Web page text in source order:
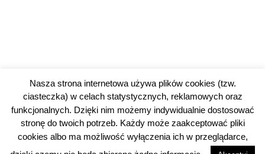
© 2026 piotrkowski24.pl | Polityka prywatności
Nasza strona internetowa używa plików cookies (tzw.
ciasteczka) w celach statystycznych, reklamowych oraz
funkcjonalnych. Dzięki nim możemy indywidualnie dostosować
stronę do twoich potrzeb. Każdy może zaakceptować pliki
cookies albo ma możliwość wyłączenia ich w przeglądarce,